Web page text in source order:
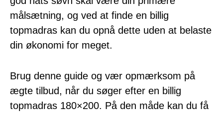
målsætning, og ved at finde en billig
topmadras kan du opnå dette uden at belaste
din økonomi for meget.
Brug denne guide og vær opmærksom på
ægte tilbud, når du søger efter en billig
topmadras 180×200. På den måde kan du få